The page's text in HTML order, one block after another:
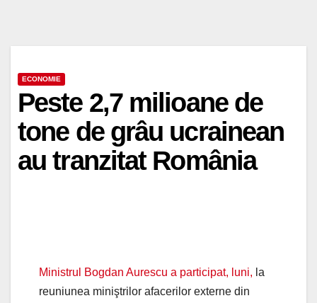
ECONOMIE
Peste 2,7 milioane de
tone de grâu ucrainean
au tranzitat România
Ministrul Bogdan Aurescu a participat, luni, la
reuniunea miniştrilor afacerilor externe din